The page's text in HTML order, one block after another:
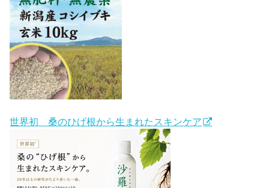
世界初 桑のひげ根から生まれたスキンケア